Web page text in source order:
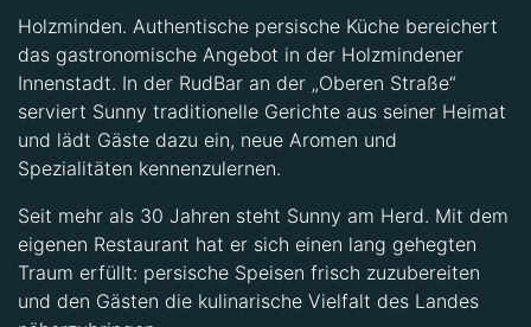
Holzminden. Authentische persische Küche bereichert
das gastronomische Angebot in der Holzmindener
Innenstadt. In der RudBar an der „Oberen Straße“
serviert Sunny traditionelle Gerichte aus seiner Heimat
und lädt Gäste dazu ein, neue Aromen und
Spezialitäten kennenzulernen.
Seit mehr als 30 Jahren steht Sunny am Herd. Mit dem
eigenen Restaurant hat er sich einen lang gehegten
Traum erfüllt: persische Speisen frisch zuzubereiten
und den Gästen die kulinarische Vielfalt des Landes